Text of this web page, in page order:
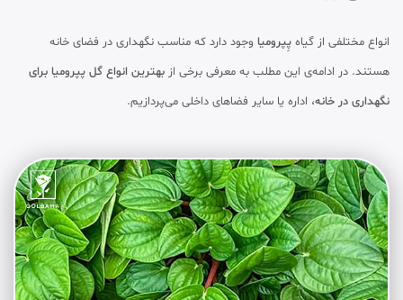
انواع مختلفی از گیاه پِپرومیا وجود دارد که مناسب نگهداری در فضای خانه
هستند. در ادامه‌ی این مطلب به معرفی برخی از بهترین انواع گل پپرومیا برای
نگهداری در خانه، اداره یا سایر فضاهای داخلی می‌پردازیم.